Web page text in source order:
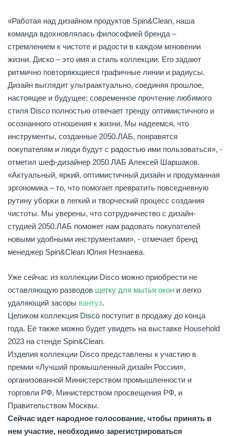
«Работая над дизайном продуктов Spin&Clean, наша
команда вдохновлялась философией бренда –
стремлением к чистоте и радости в каждом мгновении
жизни. Диско – это имя и стиль коллекции. Его задают
ритмично повторяющиеся графичные линии и радиусы.
Дизайн выглядит ультраактуально, соединяя прошлое,
настоящее и будущее: современное прочтение любимого
стиля Disco полностью отвечает тренду оптимистичного и
осознанного отношения к жизни. Мы надеемся, что
инструменты, созданные 2050.ЛАБ, понравятся
покупателям и люди будут с радостью ими пользоваться», -
отметил шеф-дизайнер 2050.ЛАБ Алексей Шаршаков.
«Актуальный, яркий, оптимистичный дизайн и продуманная
эргономика – то, что помогает превратить повседневную
рутину уборки в легкий и творческий процесс создания
чистоты. Мы уверены, что сотрудничество с дизайн-
студией 2050.ЛАБ поможет нам радовать покупателей
новыми удобными инструментами», - отмечает бренд
менеджер Spin&Clean Юлия Незнаева.
Уже сейчас из коллекции Disco можно приобрести не
оставляющую разводов щетку для мытья окон и легко
удаляющий засоры вантуз.
Целиком коллекция Disco поступит в продажу до конца
года. Её также можно будет увидеть на выставке Household
2023 на стенде Spin&Clean.
Изделия коллекции Disco представлены к участию в
премии «Лучший промышленный дизайн России»,
организованной Министерством промышленности и
торговли РФ, Министерством просвещения РФ, и
Правительством Москвы.
Сейчас идет народное голосование, чтобы принять в
нем участие, необходимо зарегистрироваться